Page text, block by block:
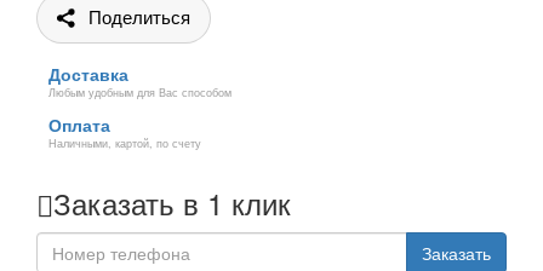
Поделиться
Доставка
Любым удобным для Вас способом
Оплата
Наличными, картой, по счету
Заказать в 1 клик
Заказать